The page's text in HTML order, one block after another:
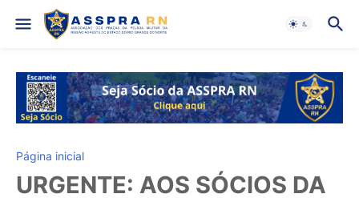
Página inicial
URGENTE: AOS SÓCIOS DA